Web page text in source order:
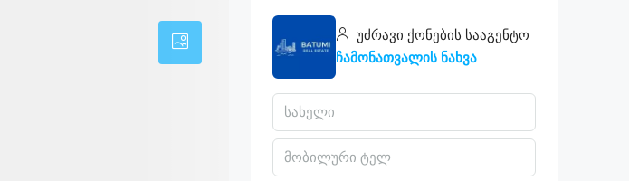
უძრავი ქონების სააგენტო
ჩამონათვალის ნახვა